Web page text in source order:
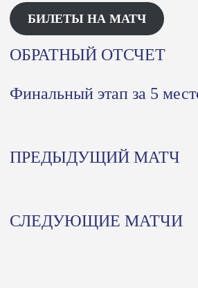
БИЛЕТЫ НА МАТЧ
ОБРАТНЫЙ ОТСЧЕТ
Финальный этап за 5
ПРЕДЫДУЩИЙ МАТЧ
СЛЕДУЮЩИЕ МАТЧИ